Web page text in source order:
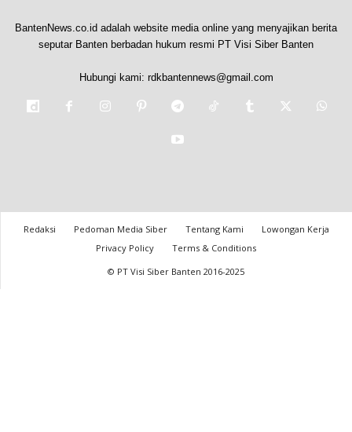
BantenNews.co.id adalah website media online yang menyajikan berita
seputar Banten berbadan hukum resmi PT Visi Siber Banten
Hubungi kami: rdkbantennews@gmail.com
Redaksi Pedoman Media Siber Tentang Kami
Lowongan Kerja
Privacy Policy
Terms & Conditions
© PT Visi Siber Banten 2016-2025